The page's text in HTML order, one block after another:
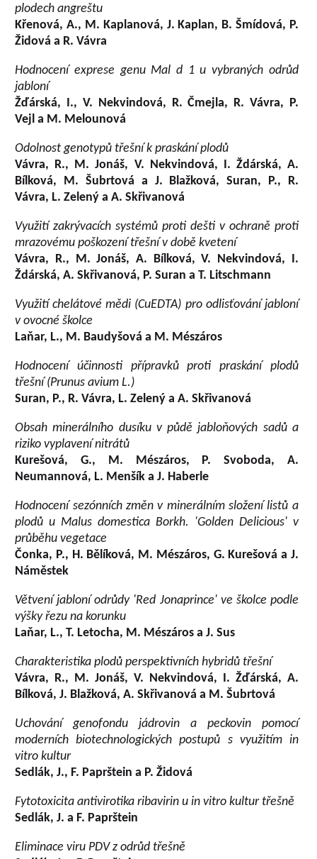
plodech angreštu
Křenová, A., M. Kaplanová, J. Kaplan, B. Šmídová, P.
Židová a R. Vávra
Hodnocení exprese genu Mal d 1 u vybraných odrůd
jabloní
Žďárská, I., V. Nekvindová, R. Čmejla, R. Vávra, P.
Vejl a M. Melounová
Odolnost genotypů třešní k praskání plodů
Vávra, R., M. Jonáš, V. Nekvindová, I. Ždárská, A.
Bílková, M. Šubrtová a J. Blažková, Suran, P., R.
Vávra, L. Zelený a A. Skřivanová
Využití zakrývacích systémů proti dešti v ochraně proti
mrazovému poškození třešní v době kvetení
Vávra, R., M. Jonáš, A. Bílková, V. Nekvindová, I.
Ždárská, A. Skřivanová, P. Suran a T. Litschmann
Využití chelátové mědi (CuEDTA) pro odlisťování jabloní
v ovocné školce
Laňar, L., M. Baudyšová a M. Mészáros
Hodnocení účinnosti přípravků proti praskání plodů
třešní (Prunus avium L.)
Suran, P., R. Vávra, L. Zelený a A. Skřivanová
Obsah minerálního dusíku v půdě jabloňových sadů a
riziko vyplavení nitrátů
Kurešová, G., M. Mészáros, P. Svoboda, A.
Neumannová, L. Menšík a J. Haberle
Hodnocení sezónních změn v minerálním složení listů a
plodů u Malus domestica Borkh. 'Golden Delicious' v
průběhu vegetace
Čonka, P., H. Bělíková, M. Mészáros, G. Kurešová a J.
Náměstek
Větvení jabloní odrůdy 'Red Jonaprince' ve školce podle
výšky řezu na korunku
Laňar, L., T. Letocha, M. Mészáros a J. Sus
Charakteristika plodů perspektivních hybridů třešní
Vávra, R., M. Jonáš, V. Nekvindová, I. Žďárská, A.
Bílková, J. Blažková, A. Skřivanová a M. Šubrtová
Uchování genofondu jádrovin a peckovin pomocí
moderních biotechnologických postupů s využitím in
vitro kultur
Sedlák, J., F. Paprštein a P. Židová
Fytotoxicita antivirotika ribavirin u in vitro kultur třešně
Sedlák, J. a F. Paprštein
Eliminace viru PDV z odrůd třešně